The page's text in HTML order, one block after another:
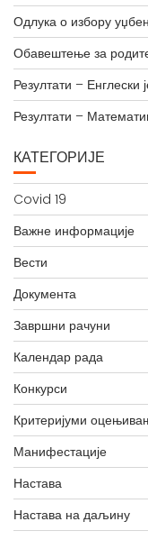
Одлука о избору
Обавештење за
Резултати – Енглески
Резултати –
КАТЕГОРИЈЕ
Covid 19
Важне информације
Вести
Документа
Завршни рачуни
Календар рада
Конкурси
Критеријуми
Манифестације
Настава
Настава на даљину